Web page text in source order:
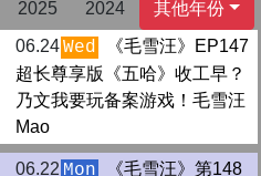
2025 2024
其他年份
06.24Wed
《毛雪汪》EP147
超长尊享版《五哈》收工早？
乃文我要玩备案游戏！毛雪汪
Mao
06.22 Mon 《毛雪汪》第148